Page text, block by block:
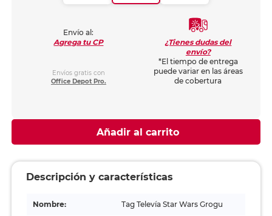
Envío al:
Agrega tu CP
Envíos gratis con
Office Depot Pro.
¿Tienes dudas del
envío?
*El tiempo de entrega
puede variar en las áreas
de cobertura
Añadir al carrito
Descripción y características
Nombre: Tag Televía Star Wars Grogu